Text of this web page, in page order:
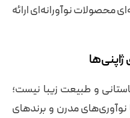
محصولات نوآورانه‌ای ارائه
و طبیعت زیبا نیست؛
نوآوری‌های مدرن و برندهای